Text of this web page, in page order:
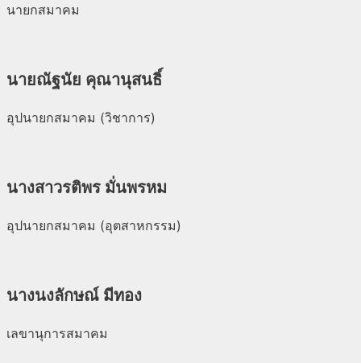
นายกสมาคม
นายณัฐนัย คุณานุสนธิ์
อุปนายกสมาคม (วิชาการ)
นางสาวรติพร มั่นพรหม
อุปนายกสมาคม (อุตสาหกรรม)
นางนงลักษณ์ มีทอง
เลขานุการสมาคม